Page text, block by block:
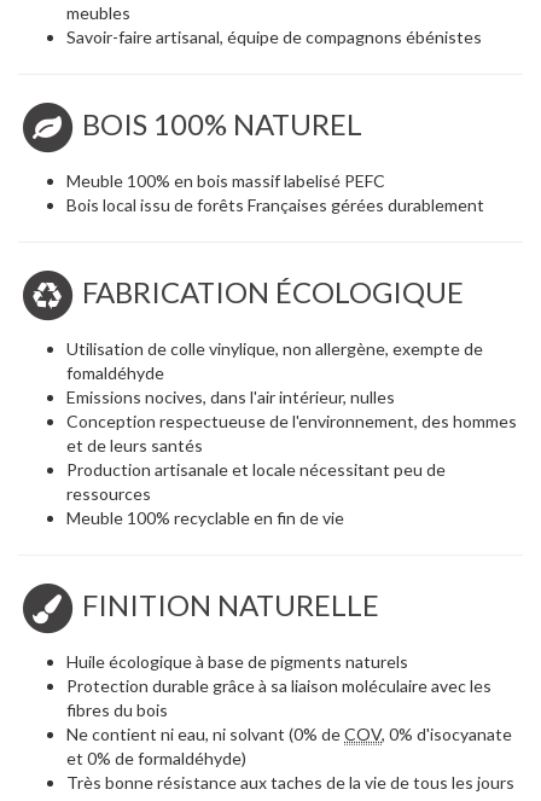
meubles
Savoir-faire artisanal, équipe de compagnons ébénistes
BOIS 100% NATUREL
Meuble 100% en bois massif labelisé PEFC
Bois local issu de forêts Françaises gérées durablement
FABRICATION ÉCOLOGIQUE
Utilisation de colle vinylique, non allergène, exempte de
fomaldéhyde
Emissions nocives, dans l'air intérieur, nulles
Conception respectueuse de l'environnement, des hommes
et de leurs santés
Production artisanale et locale nécessitant peu de
ressources
Meuble 100% recyclable en fin de vie
FINITION NATURELLE
Huile écologique à base de pigments naturels
Protection durable grâce à sa liaison moléculaire avec les
fibres du bois
Ne contient ni eau, ni solvant (0% deCOV, 0% d'isocyanate
et 0% de formaldéhyde)
Très bonne résistance aux taches de la vie de tous les jours